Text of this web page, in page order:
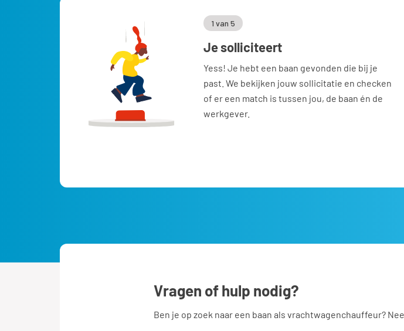
1 van 5
Je solliciteert
Yess! Je hebt een baan gevonden die bij je
past. We bekijken jouw sollicitatie en checken
of er een match is tussen jou, de baan én de
werkgever.
Vragen of hulp nodig?
Ben je op zoek naar een baan als vrachtwagenchauffeur?